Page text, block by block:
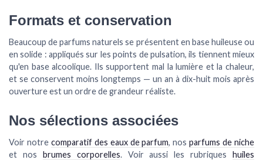
Formats et conservation
Beaucoup de parfums naturels se présentent en base huileuse ou
en solide : appliqués sur les points de pulsation, ils tiennent mieux
qu'en base alcoolique. Ils supportent mal la lumière et la chaleur,
et se conservent moins longtemps — un an à dix-huit mois après
ouverture est un ordre de grandeur réaliste.
Nos sélections associées
Voir notre comparatif des eaux de parfum, nosparfums de niche
et nos brumes corporelles. Voir aussi les rubriques huiles